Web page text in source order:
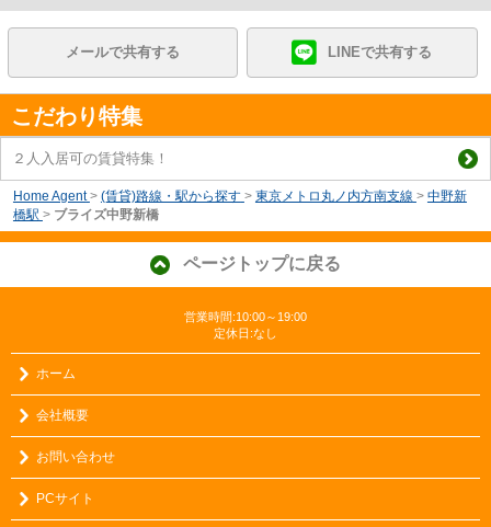
メールで共有する LINEで共有する
こだわり特集
２人入居可の賃貸特集！
Home Agent > (賃貸)路線・駅から探す > 東京メトロ丸ノ内方南支線 > 中野新
橋駅 > ブライズ中野新橋
ページトップに戻る
営業時間:10:00～19:00
定休日:なし
ホーム
会社概要
お問い合わせ
PCサイト